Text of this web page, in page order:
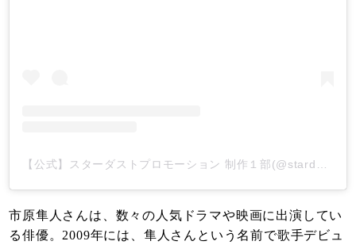
市原隼人さんは、数々の人気ドラマや映画に出演してい
る俳優。2009年には、隼人さんという名前で歌手デビュ